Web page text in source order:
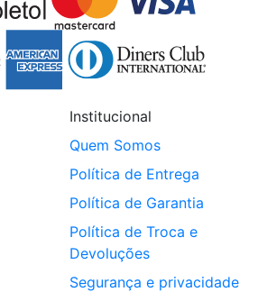
Institucional
Quem Somos
Política de Entrega
Política de Garantia
Política de Troca e
Devoluções
Segurança e privacidade